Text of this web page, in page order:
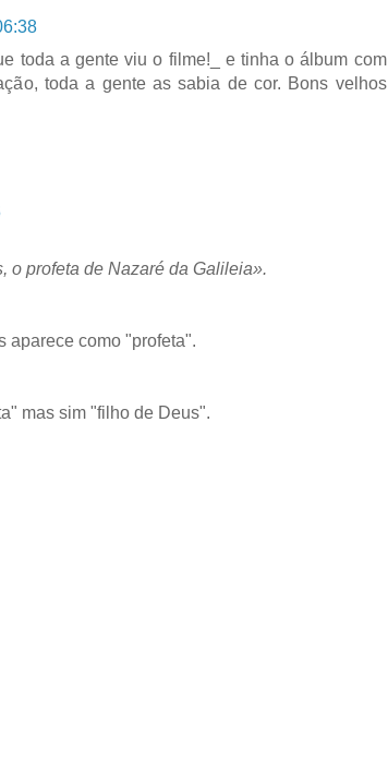
toda a gente viu o filme!_ e tinha o álbum com
toda a gente as sabia de cor. Bons velhos
o profeta de Nazaré da Galileia».
aparece como "profeta".
mas sim "filho de Deus".